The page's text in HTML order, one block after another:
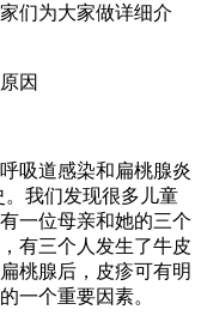
们为大家做详细介
吸道感染和扁桃腺炎
我们发现很多儿童
一位母亲和她的三个
有三个人发生了牛皮
桃腺后，皮疹可有明
一个重要因素。